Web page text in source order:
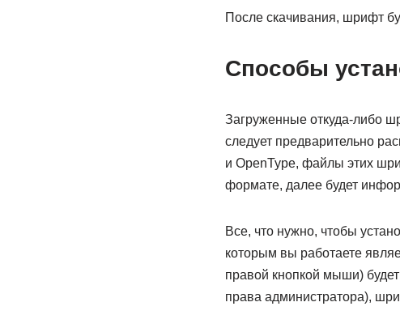
После скачивания, шрифт
Способы
Загруженные откуда-либо
следует предварительно
и OpenType, файлы этих
формате, далее будет
Все, что нужно, чтобы
которым вы работаете
правой кнопкой мыши)
права администратора),